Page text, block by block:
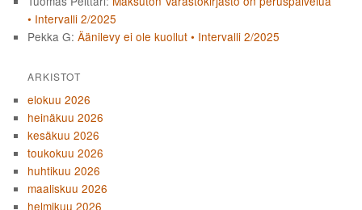
• Intervalli 2/2025
Pekka G:Äänilevy ei ole kuollut • Intervalli 2/2025
ARKISTOT
elokuu 2026
heinäkuu 2026
kesäkuu 2026
toukokuu 2026
huhtikuu 2026
maaliskuu 2026
helmikuu 2026